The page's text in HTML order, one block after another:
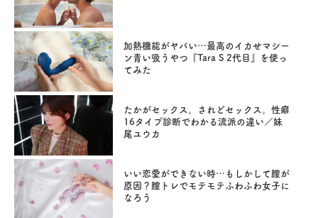
加熱機能がヤバい…最高のイカせマシー
ン青い吸うやつ『Tara S 2代目』を使っ
てみた
たかがセックス。されどセックス。性癖
16タイプ診断でわかる流派の違い／妹
尾ユウカ
いい恋愛ができない時…もしかして膣が
原因？膣トレでモテモテふわふわ女子に
なろう